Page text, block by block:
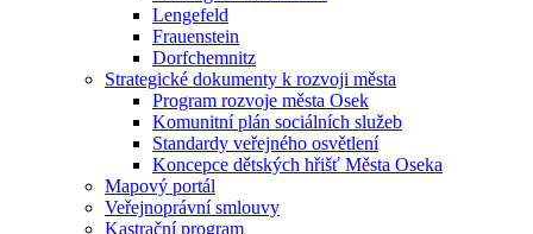
Lengefeld
Frauenstein
Dorfchemnitz
Strategické dokumenty k rozvoji města
Program rozvoje města Osek
Komunitní plán sociálních služeb
Standardy veřejného osvětlení
Koncepce dětských hřišť Města Oseka
Mapový portál
Veřejnoprávní smlouvy
Kastrační program